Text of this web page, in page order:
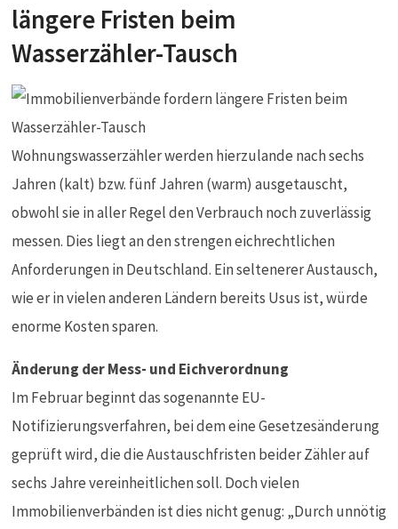
längere Fristen beim
Wasserzähler-Tausch
Wohnungswasserzähler werden hierzulande nach sechs
Jahren (kalt) bzw. fünf Jahren (warm) ausgetauscht,
obwohl sie in aller Regel den Verbrauch noch zuverlässig
messen. Dies liegt an den strengen eichrechtlichen
Anforderungen in Deutschland. Ein seltenerer Austausch,
wie er in vielen anderen Ländern bereits Usus ist, würde
enorme Kosten sparen.
Änderung der Mess- und Eichverordnung
Im Februar beginnt das sogenannte EU-
Notifizierungsverfahren, bei dem eine Gesetzesänderung
geprüft wird, die die Austauschfristen beider Zähler auf
sechs Jahre vereinheitlichen soll. Doch vielen
Immobilienverbänden ist dies nicht genug: „Durch unnötig